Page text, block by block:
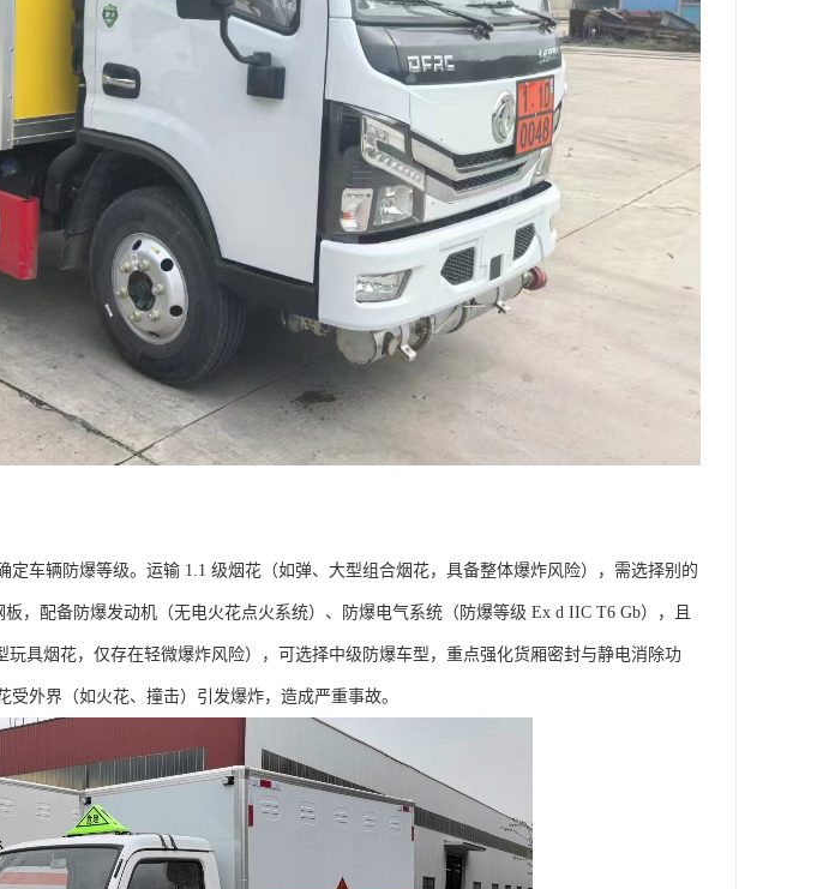
车辆防爆等级。运输 1.1 级烟花（如弹、大型组合烟花，具备整体爆炸风险），需选择别的
，配备防爆发动机（无电火花点火系统）、防爆电气系统（防爆等级 Ex d IIC T6 Gb），且
具烟花，仅存在轻微爆炸风险），可选择中级防爆车型，重点强化货厢密封与静电消除功
外界（如火花、撞击）引发爆炸，造成严重事故。​